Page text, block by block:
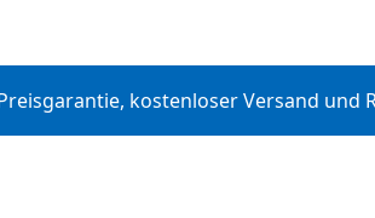
kostenloser Versand und